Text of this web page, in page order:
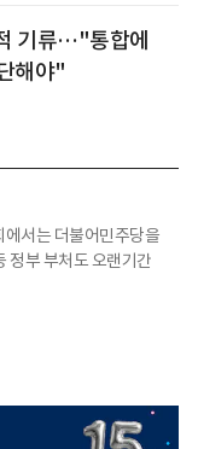
기류…"통합에
해야"
에서는 더불어민주당을
정부 부처도 오랜기간